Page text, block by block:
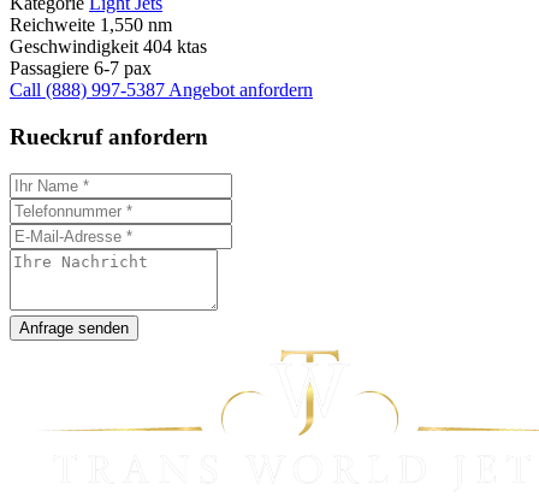
Reichweite 1,550 nm
Geschwindigkeit 404 ktas
Passagiere 6-7 pax
Call (888) 997-5387 Angebot anfordern
Rueckruf anfordern
Anfrage senden